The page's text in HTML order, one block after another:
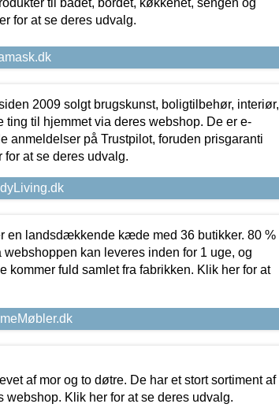
for at se deres udvalg.
2009 solgt brugskunst, boligtilbehør, interiør,
ting til hjemmet via deres webshop. De er e-
anmeldelser på Trustpilot, foruden prisgaranti
for at se deres udvalg.
en landsdækkende kæde med 36 butikker. 80 %
webshoppen kan leveres inden for 1 uge, og
kommer fuld samlet fra fabrikken. Klik her for at
af mor og to døtre. De har et stort sortiment af
webshop. Klik her for at se deres udvalg.